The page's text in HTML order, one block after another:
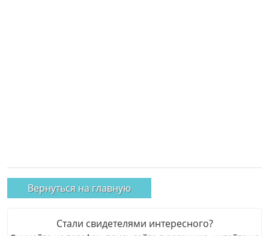
Вернуться на главную
Стали свидетелями интересного?